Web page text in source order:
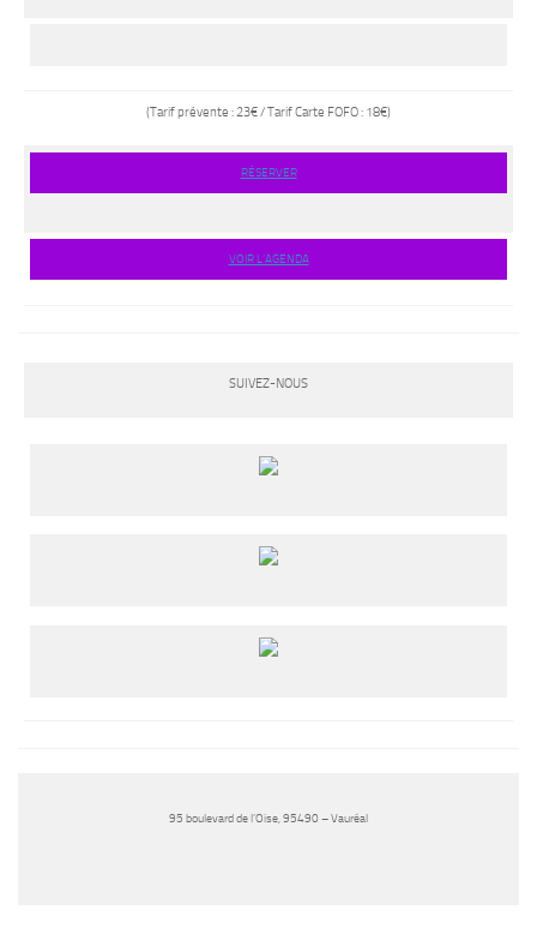
(Tarif prévente : 23€ / Tarif Carte FOFO : 18€)
RÉSERVER
VOIR L’AGENDA
SUIVEZ-NOUS
95 boulevard de l’Oise, 95490 – Vauréal